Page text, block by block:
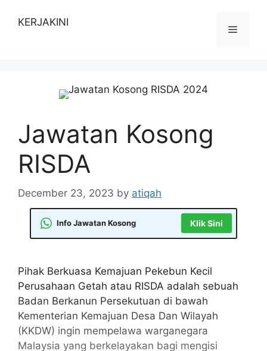
KERJAKINI
Menu
Jawatan Kosong
RISDA
December 23, 2023 by atiqah
Info Jawatan Kosong Klik Sini
Pihak Berkuasa Kemajuan Pekebun Kecil
Perusahaan Getah atau RISDA adalah sebuah
Badan Berkanun Persekutuan di bawah
Kementerian Kemajuan Desa Dan Wilayah
(KKDW) ingin mempelawa warganegara
Malaysia yang berkelayakan bagi mengisi